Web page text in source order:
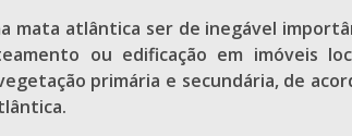
mata atlântica ser de inegável
ou edificação em imóveis
primária e secundária, de